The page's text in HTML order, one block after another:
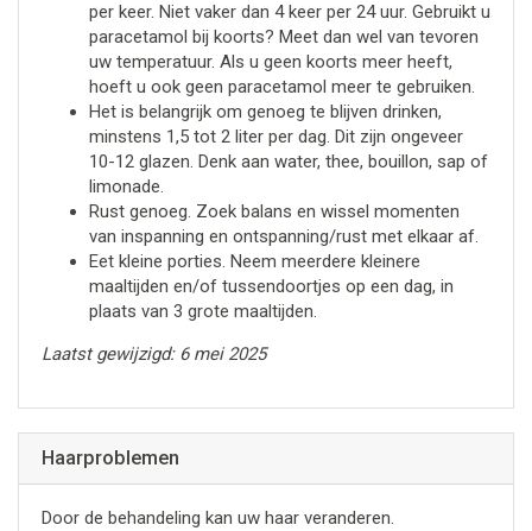
per keer. Niet vaker dan 4 keer per 24 uur. Gebruikt u
paracetamol bij koorts? Meet dan wel van tevoren
uw temperatuur. Als u geen koorts meer heeft,
hoeft u ook geen paracetamol meer te gebruiken.
Het is belangrijk om genoeg te blijven drinken,
minstens 1,5 tot 2 liter per dag. Dit zijn ongeveer
10-12 glazen. Denk aan water, thee, bouillon, sap of
limonade.
Rust genoeg. Zoek balans en wissel momenten
van inspanning en ontspanning/rust met elkaar af.
Eet kleine porties. Neem meerdere kleinere
maaltijden en/of tussendoortjes op een dag, in
plaats van 3 grote maaltijden.
Laatst gewijzigd: 6 mei 2025
Haarproblemen
Door de behandeling kan uw haar veranderen.